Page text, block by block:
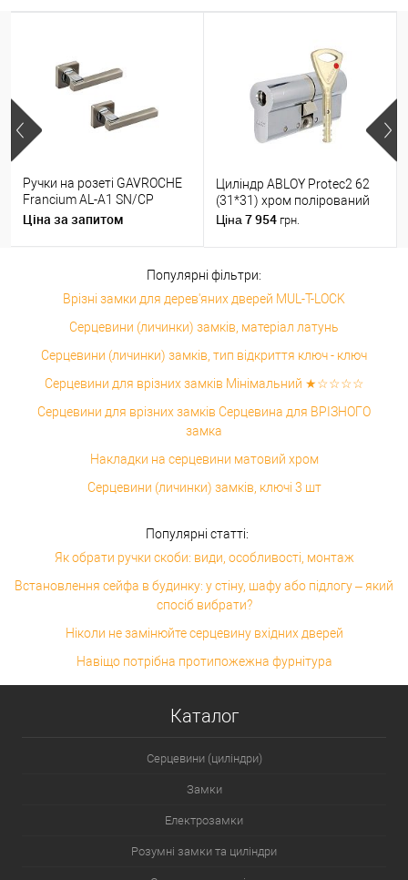
Ручки на розеті GAVROCHE
Francium AL-A1 SN/CP
нікель/хром
Ціна за запитом
Циліндр ABLOY Protec2 62
(31*31) хром полірований
Ціна 7 954 грн.
Популярні фільтри:
Врізні замки для дерев'яних дверей MUL-T-LOCK
Серцевини (личинки) замків, матеріал латунь
Серцевини (личинки) замків, тип відкриття ключ - ключ
Серцевини для врізних замків Мінімальний ★☆☆☆☆
Серцевини для врізних замків Серцевина для ВРІЗНОГО
замка
Накладки на серцевини матовий хром
Серцевини (личинки) замків, ключі 3 шт
Популярні статті:
Як обрати ручки скоби: види, особливості, монтаж
Встановлення сейфа в будинку: у стіну, шафу або підлогу – який
спосіб вибрати?
Ніколи не замінюйте серцевину вхідних дверей
Навіщо потрібна протипожежна фурнітура
Каталог
Серцевини (циліндри)
Замки
Електрозамки
Розумні замки та циліндри